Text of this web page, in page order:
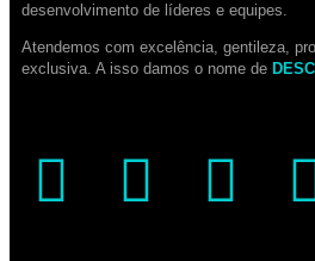
desenvolvimento de líderes e equipes.
Atendemos com excelência, gentileza,
exclusiva. A isso damos o nome de